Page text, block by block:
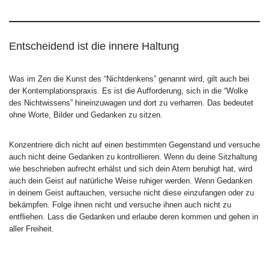
Entscheidend ist die innere Haltung
Was im Zen die Kunst des “Nichtdenkens” genannt wird, gilt auch bei
der Kontemplationspraxis. Es ist die Aufforderung, sich in die “Wolke
des Nichtwissens” hineinzuwagen und dort zu verharren. Das bedeutet
ohne Worte, Bilder und Gedanken zu sitzen.
Konzentriere dich nicht auf einen bestimmten Gegenstand und versuche
auch nicht deine Gedanken zu kontrollieren. Wenn du deine Sitzhaltung
wie beschrieben aufrecht erhälst und sich dein Atem beruhigt hat, wird
auch dein Geist auf natürliche Weise ruhiger werden. Wenn Gedanken
in deinem Geist auftauchen, versuche nicht diese einzufangen oder zu
bekämpfen. Folge ihnen nicht und versuche ihnen auch nicht zu
entfliehen. Lass die Gedanken und erlaube deren kommen und gehen in
aller Freiheit.